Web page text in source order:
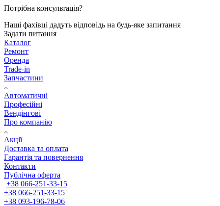
Потрібна консультація?
Наші фахівці дадуть відповідь на будь-яке запитання
Задати питання
Каталог
Ремонт
Оренда
Trade-in
Запчастини
Автоматичні
Професійні
Вендінгові
Про компанію
Акції
Доставка та оплата
Гарантія та повернення
Контакти
Публічна оферта
+38 066-251-33-15
+38 066-251-33-15
+38 093-196-78-06